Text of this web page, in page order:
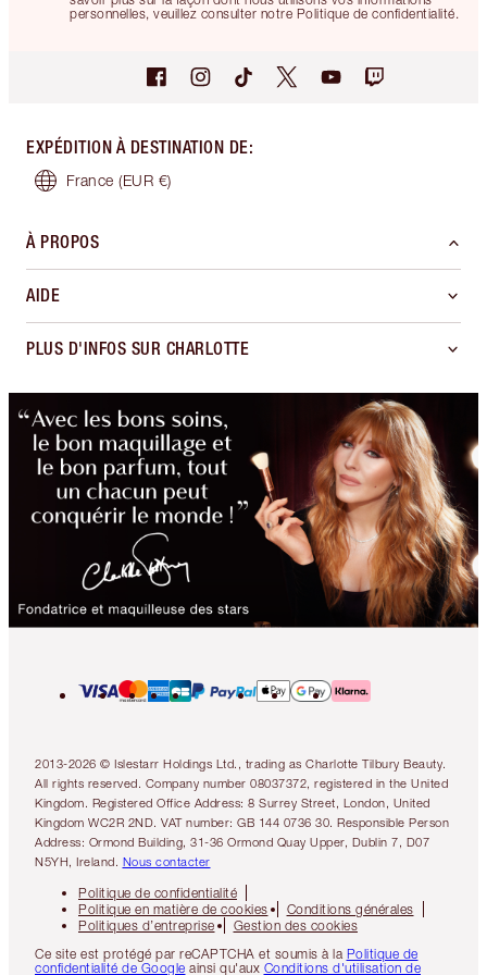
personnelles, veuillez consulter notre Politique de confidentialité.
EXPÉDITION À DESTINATION DE:
France (EUR €)
À PROPOS
AIDE
PLUS D'INFOS SUR CHARLOTTE
2013-2026 © Islestarr Holdings Ltd., trading as Charlotte Tilbury Beauty.
All rights reserved. Company number 08037372, registered in the United
Kingdom. Registered Office Address: 8 Surrey Street, London, United
Kingdom WC2R 2ND. VAT number: GB 144 0736 30. Responsible Person
Address: Ormond Building, 31-36 Ormond Quay Upper, Dublin 7, D07
N5YH, Ireland. Nous contacter
Politique de confidentialité
Politique en matière de cookies
Conditions générales
Politiques d’entreprise
Gestion des cookies
Ce site est protégé par reCAPTCHA et soumis à la Politique de
confidentialité de Google ainsi qu'aux Conditions d'utilisation de